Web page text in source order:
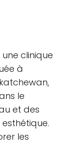
clinique
à
le
et des
les